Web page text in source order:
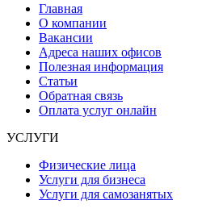
Главная
О компании
Вакансии
Адреса наших офисов
Полезная информация
Статьи
Обратная связь
Оплата услуг онлайн
УСЛУГИ
Физические лица
Услуги для бизнеса
Услуги для самозанятых